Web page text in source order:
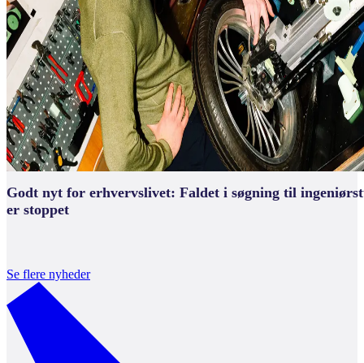
Godt nyt for erhvervslivet: Faldet i søgning til
er stoppet
Se flere nyheder